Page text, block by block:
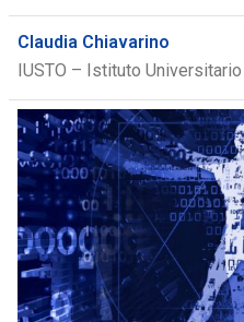
Claudia Chiavarino
IUSTO – Istituto